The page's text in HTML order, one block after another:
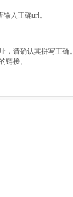
入正确url。
，请确认其拼写正确。
链接。